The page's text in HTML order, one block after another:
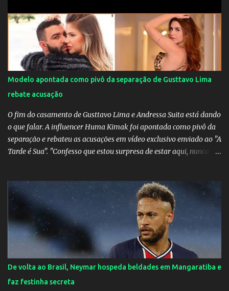
Marta marcou duas vezes, Debinha, Andressa Alves e Bia
Zaneratto foram autoras dos gols. Juliette, embaixadora
‎@Globoplay mandou um xero para as meninas e falou do seu
orgulho.
Modelo apontada como pivô da separação de Gusttavo Lima
rebate acusação
O fim do casamento de Gusttavo Lima e Andressa Suita está dando
o que falar. A influencer Huma Kimak foi apontada como pivô da
separação e rebateu as acusações em vídeo exclusivo enviado ao "A
Tarde é Sua". "Confesso que estou surpresa de estar aqui, nunca
nenhum tipo de contato, nem de fã porque sou fã dele", disse
Huma Kimak. A influencer também contou que recebe diversos
ataques na internet desde a época em que foi contratada para
fazer a divulgação de uma live do Gusttavo Lima em Manaus,
capital do Amazonas. "Fui até o local onde seria o show, divulguei
e no dia seguinte foi feita a live que eu não pude ir, porque estava
me sentindo mal", explicou Huma. A notícia da separação de
Gusttavo Lima e Andressa Suita foi divulgada no dia 9 de outubro.
A relação chegou ao fim após cinco anos e houve rumores de uma
De volta ao Brasil, Neymar hospeda beldades em Mangaratiba e
faz festinha secreta